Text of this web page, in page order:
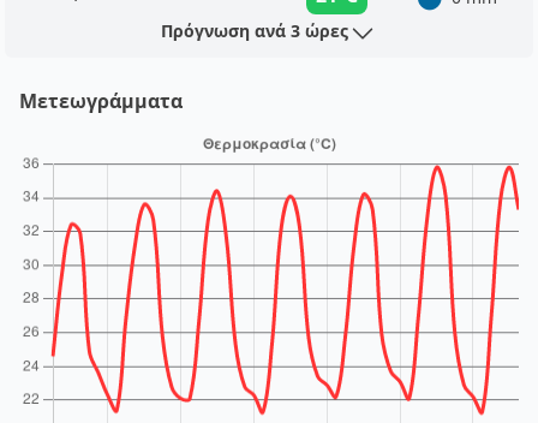
Πρόγνωση ανά 3 ώρες
Μετεωγράμματα